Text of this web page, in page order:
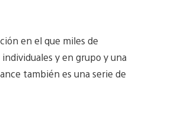
en el que miles de
y en grupo y una
también es una serie de